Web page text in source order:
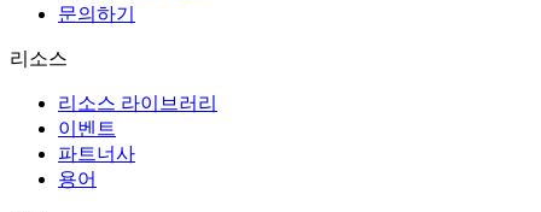
문의하기
리소스
리소스 라이브러리
이벤트
파트너사
용어